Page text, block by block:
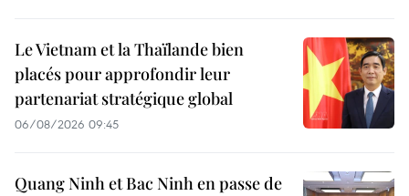
Le Vietnam et la Thaïlande bien
placés pour approfondir leur
partenariat stratégique global
06/08/2026 09:45
Quang Ninh et Bac Ninh en passe de